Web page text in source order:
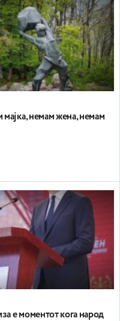
немам жена, немам
е моментот кога народ